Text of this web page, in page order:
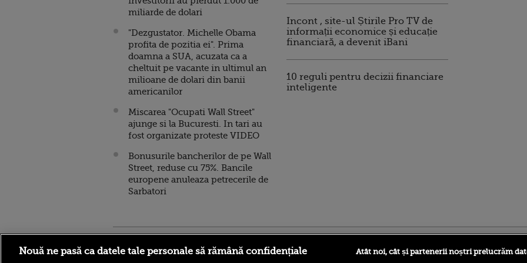
miliarde de dolari
"Dezgustator. Michelle Obama
profita de pozitia ei". Prima
doamna a SUA, acuzata ca a
cheltuit pe vacante in ultimul an
milioane de dolari din banii
americanilor
Miscarea "Ocupati Wall Street"
ajunge si la Bucuresti. In tari au
fost organizate proteste VIDEO
Bonusurile bancherilor de pe Wall
Street, reduse cu 75%. Bancile
europene anuleaza petrecerile de
Sarbatori
Incont , site-ul Știrile Pro TV de
informații economice și educație
financiară, a devenit iBani
10 reguli pentru decizii financiare
inteligente
Nouă ne pasă ca datele tale personale să rămână confidențiale Atât noi, cât și partenerii noștri prelucrăm